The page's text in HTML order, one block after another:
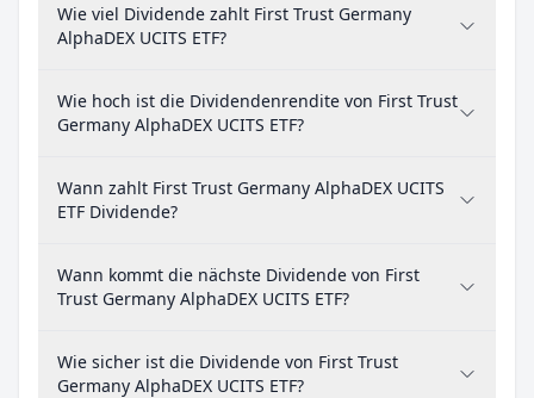
Wie viel Dividende zahlt First Trust Germany
AlphaDEX UCITS ETF?
Wie hoch ist die Dividendenrendite von First Trust
Germany AlphaDEX UCITS ETF?
Wann zahlt First Trust Germany AlphaDEX UCITS
ETF Dividende?
Wann kommt die nächste Dividende von First
Trust Germany AlphaDEX UCITS ETF?
Wie sicher ist die Dividende von First Trust
Germany AlphaDEX UCITS ETF?